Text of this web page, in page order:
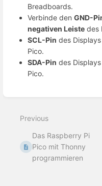
Breadboards.
Verbinde den GND-
negativen Leiste des
SCL-Pin des
Pico.
SDA-Pin des
Pico.
mode
Previous
Das Raspberry Pi
Pico mit Thonny
programmieren